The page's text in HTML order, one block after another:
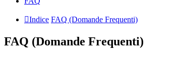
Indice FAQ (Domande Frequenti)
FAQ (Domande Frequenti)